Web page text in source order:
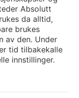
Absolutt
da alltid,
brukes
av den. Under
tid tilbakekalle
innstillinger.